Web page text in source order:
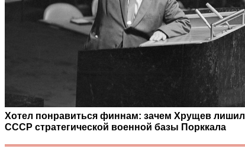
Хотел понравиться финнам: зачем Хрущев лишил
СССР стратегической военной базы Порккала